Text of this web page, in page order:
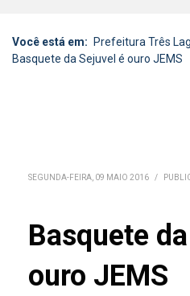
Você está em: Prefeitura Três
Basquete da Sejuvel é ouro JEMS
SEGUNDA-FEIRA, 09 MAIO 2016 /
Basquete
ouro JEMS